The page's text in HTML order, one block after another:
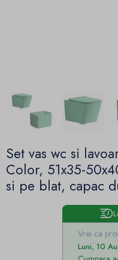
Set vas wc si
Color, 51x35-
si pe blat, capac
Vrei ca
Luni, 10